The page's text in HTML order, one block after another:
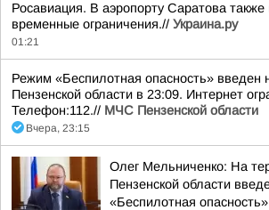
Росавиация. В аэропорту Саратова
временные ограничения.// Украина.ру
01:21
Режим «Беспилотная опасность» введен
Пензенской области в 23:09. Интернет
Телефон:112.// МЧС Пензенской области
Вчера, 23:15
Олег Мельниченко: На
Пензенской области
«Беспилотная опасность»